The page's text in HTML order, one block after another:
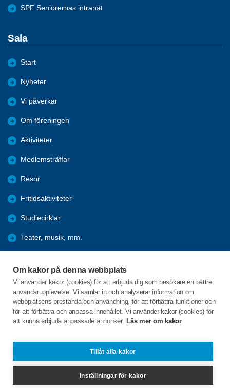
Om kakor på denna webbplats
Vi använder kakor (cookies) för att erbjuda dig som besökare en bättre
användarupplevelse. Vi samlar in och analyserar information om
webbplatsens prestanda och användning, för att förbättra funktioner och
för att förbättra och anpassa innehållet. Vi använder kakor (cookies) för
att kunna erbjuda anpassade annonser. Läs mer om kakor
Tillåt alla kakor
Inställningar för kakor
SPF Seniorernas intranät
Sala
Start
Nyheter
Vi påverkar
Om föreningen
Aktiviteter
Medlemsträffar
Resor
Fritidsaktiviteter
Studiecirklar
Teater, musik, mm.
Förmåner
Bli medlem
C/o:Per Byström